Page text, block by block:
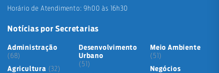
Horário de Atendimento: 9h00 às 16h30
Notícias por Secretarias
Administração
(68)
Agricultura (32)
Desenvolvimento
Urbano
(51)
Meio Ambiente
(51)
Negócios